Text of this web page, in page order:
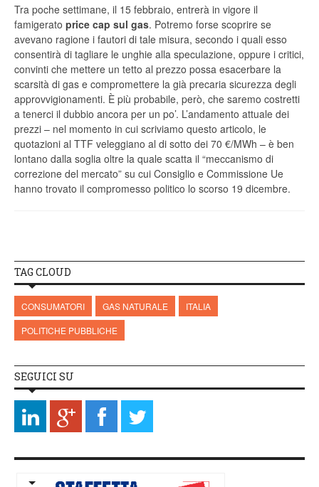
Tra poche settimane, il 15 febbraio, entrerà in vigore il
famigerato price cap sul gas. Potremo forse scoprire se
avevano ragione i fautori di tale misura, secondo i quali esso
consentirà di tagliare le unghie alla speculazione, oppure i critici,
convinti che mettere un tetto al prezzo possa esacerbare la
scarsità di gas e compromettere la già precaria sicurezza degli
approvvigionamenti. È più probabile, però, che saremo costretti
a tenerci il dubbio ancora per un po’. L’andamento attuale dei
prezzi – nel momento in cui scriviamo questo articolo, le
quotazioni al TTF veleggiano al di sotto dei 70 €/MWh – è ben
lontano dalla soglia oltre la quale scatta il “meccanismo di
correzione del mercato” su cui Consiglio e Commissione Ue
hanno trovato il compromesso politico lo scorso 19 dicembre.
TAG CLOUD
CONSUMATORI GAS NATURALE
ITALIA
POLITICHE PUBBLICHE
SEGUICI SU